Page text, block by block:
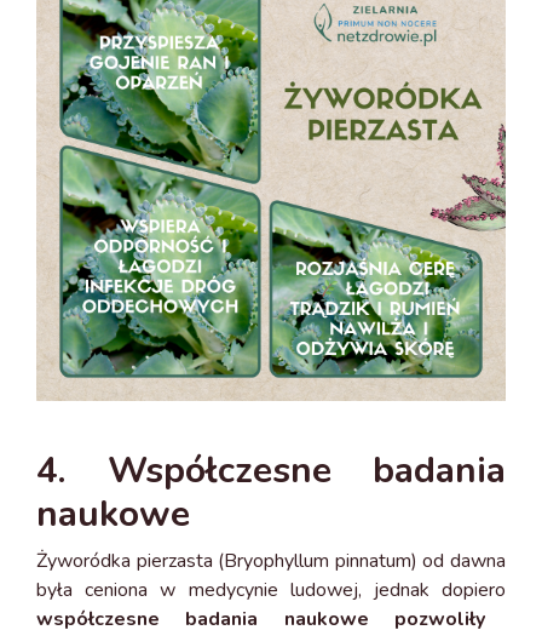
4. Współczesne badania
naukowe
Żyworódka pierzasta (Bryophyllum pinnatum) od dawna
była ceniona w medycynie ludowej, jednak dopiero
współczesne badania naukowe pozwoliły